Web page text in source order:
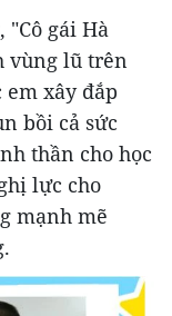
gái Hà
vùng lũ trên
xây đắp
bồi cả sức
thần cho học
lực cho
mạnh mẽ